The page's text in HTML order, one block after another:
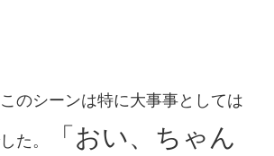
のシーンは特に大事事としては
た。
「おい、ちゃん